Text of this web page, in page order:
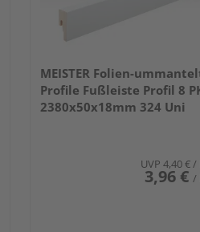
MEISTER Folien-
Profile Fußleiste Profil 8
2380x50x18mm 324 Uni
UVP 4,40 €/
3,96 € /